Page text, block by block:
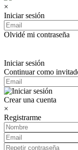
×
Iniciar sesión
Olvidé mi contraseña
Iniciar sesión
Continuar como
Crear una cuenta
×
Registrarme